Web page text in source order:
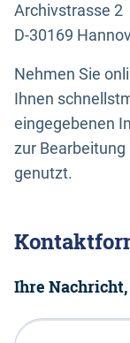
Archivstrasse 2
D-30169
Nehmen Sie
Ihnen
eingegebenen
zur
genutzt.
Ihre